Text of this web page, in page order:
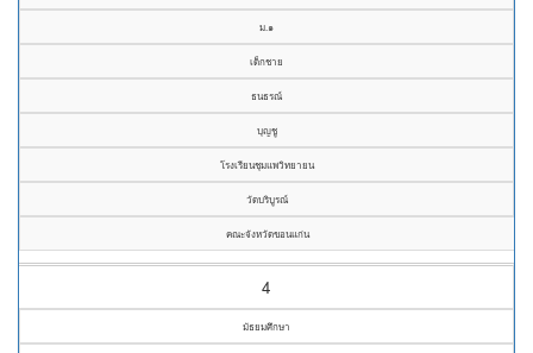
ม.๑
เด็กชาย
ธนธรณ์
บุญชู
โรงเรียนชุมแพวิทยายน
วัดบริบูรณ์
คณะจังหวัดขอนแก่น
4
มัธยมศึกษา